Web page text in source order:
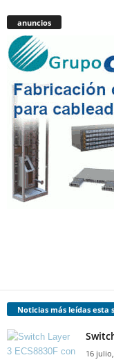
anuncios
Noticias más leídas esta
16